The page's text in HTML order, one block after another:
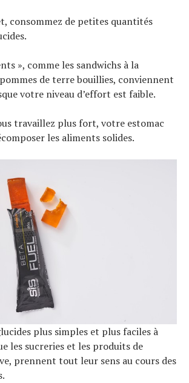
consommez de petites quantités
», comme les sandwichs à la
de terre bouillies, conviennent
votre niveau d’effort est faible.
travaillez plus fort, votre estomac
les aliments solides.
plus simples et plus faciles à
les sucreries et les produits de
prennent tout leur sens au cours des